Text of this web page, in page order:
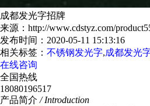
成都发光字招牌
来源：http://www.cdstyz.com/
发布时间：2020-05-11 15:13:16
相关标签： 不锈钢发光字,成都发光
在线咨询
全国热线
18080196517
产品简介 / Introduction